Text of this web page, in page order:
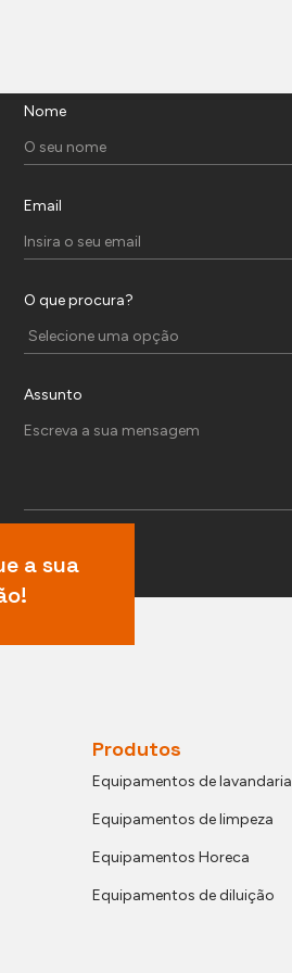
Nome
Email
O que procura?
Assunto
a sua
Produtos
Equipamentos de lavandaria
Equipamentos de limpeza
Equipamentos Horeca
Equipamentos de diluição